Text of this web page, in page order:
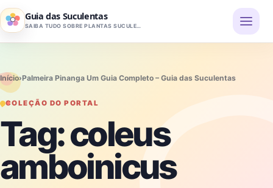
Pular para o conteúdo
Guia das Suculentas
SAIBA TUDO SOBRE PLANTAS SUCULENTAS
Início›Palmeira Pinanga Um Guia Completo – Guia das Suculentas
COLEÇÃO DO PORTAL
Tag:coleus
amboinicus